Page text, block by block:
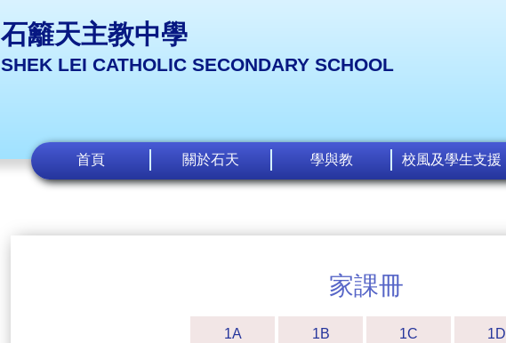
石籬天主教中學
SHEK LEI CATHOLIC SECONDARY SCHOOL
首頁 關於石天 學與教 校風及學生支援
家課冊
1A 1B 1C 1D